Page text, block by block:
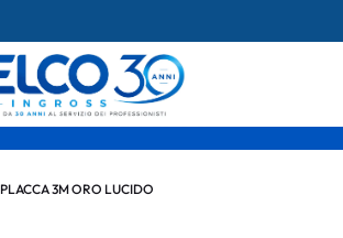
PLACCA 3M ORO LUCIDO